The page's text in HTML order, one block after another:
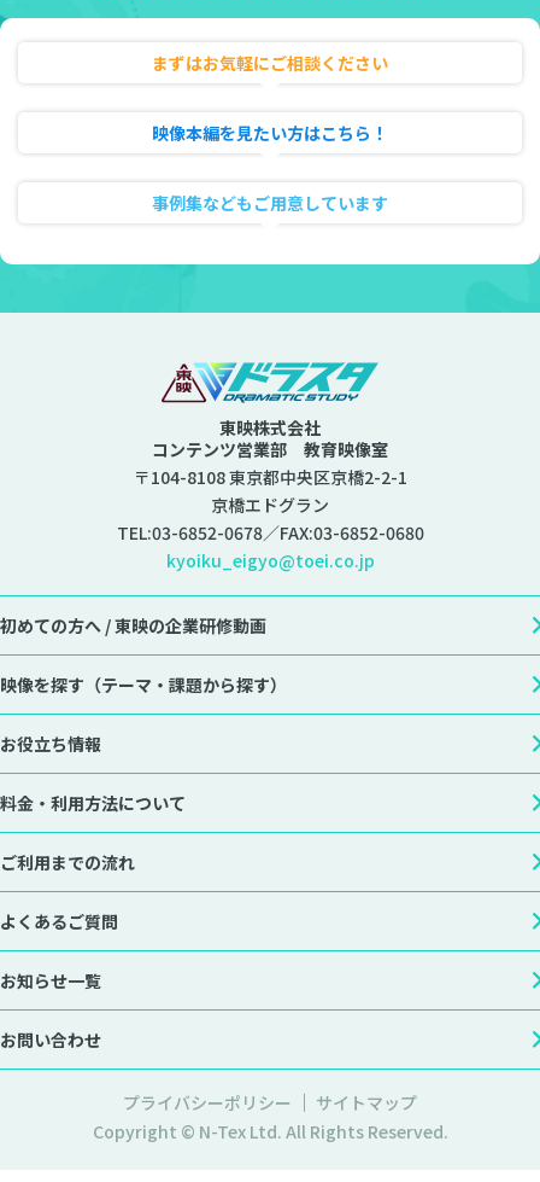
まずはお気軽にご相談ください
映像本編を見たい方はこちら！
事例集などもご用意しています
東映株式会社
コンテンツ営業部 教育映像室
〒104-8108 東京都中央区京橋2-2-1
京橋エドグラン
TEL:03-6852-0678／FAX:03-6852-0680
kyoiku_eigyo@toei.co.jp
初めての方へ /東映の企業研修動画
映像を探す （テーマ・課題から探す）
お役立ち情報
料金・利用方法について
ご利用までの流れ
よくあるご質問
お知らせ一覧
お問い合わせ
プライバシーポリシー
サイトマップ
Copyright © N-Tex Ltd. All Rights Reserved.